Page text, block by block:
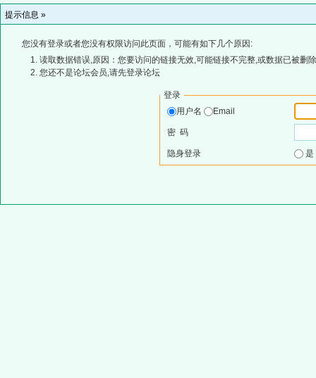
提示信息 »
您没有登录或者您没有权限访问此页面，可能有如下几个原因:
读取数据错误,原因：您要访问的链接无效,可能链接不完整,或数据已被删
您还不是论坛会员,请先登录论坛
登录
用户名
Email
密 码
隐身登录